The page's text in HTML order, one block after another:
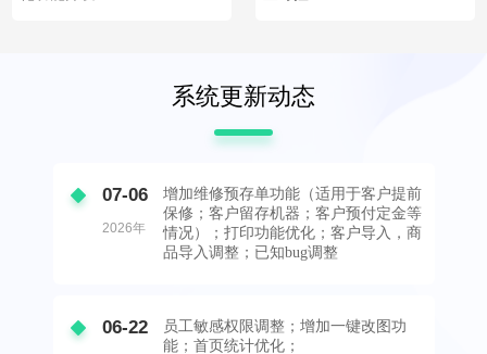
系统更新动态
07-06
2026年
增加维修预存单功能（适用于客户提前
保修；客户留存机器；客户预付定金等
情况）；打印功能优化；客户导入，商
品导入调整；已知bug调整
06-22
员工敏感权限调整；增加一键改图功
能；首页统计优化；